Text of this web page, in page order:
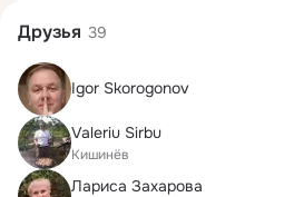
Друзья 39
Igor Skorogonov
Valeriu Sirbu
Кишинёв
Лариса Захарова